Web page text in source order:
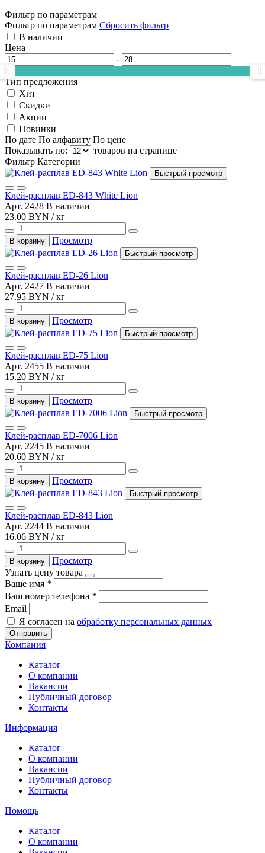
Фильтр по параметрам
Фильтр по параметрам Сбросить фильтр
В наличии
Цена
-
Тип предложения
Хит
Скидки
Акции
Новинки
По дате По алфавиту По цене
Показывать по:
товаров на странице
Фильтр Категории
Быстрый просмотр
Клей-расплав ED-843 White Lion
Арт. 2428 В наличии
23.00 BYN / кг
В корзину Просмотр
Быстрый просмотр
Клей-расплав ED-26 Lion
Арт. 2427 В наличии
27.95 BYN / кг
В корзину Просмотр
Быстрый просмотр
Клей-расплав ED-75 Lion
Арт. 2455 В наличии
15.20 BYN / кг
В корзину Просмотр
Быстрый просмотр
Клей-расплав ED-7006 Lion
Арт. 2245 В наличии
20.60 BYN / кг
В корзину Просмотр
Быстрый просмотр
Клей-расплав ED-843 Lion
Арт. 2244 В наличии
16.06 BYN / кг
В корзину
Просмотр
Узнать цену товара
Ваше имя *
Ваш номер телефона *
Email
Я согласен на обработку персональных данных
Отправить
Компания
Каталог
О компании
Вакансии
Публичный договор
Контакты
Информация
Каталог
О компании
Вакансии
Публичный договор
Контакты
Помощь
Каталог
О компании